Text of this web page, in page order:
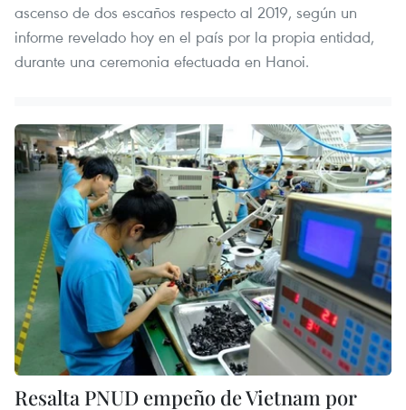
ascenso de dos escaños respecto al 2019, según un
informe revelado hoy en el país por la propia entidad,
durante una ceremonia efectuada en Hanoi.
Resalta PNUD empeño de Vietnam por